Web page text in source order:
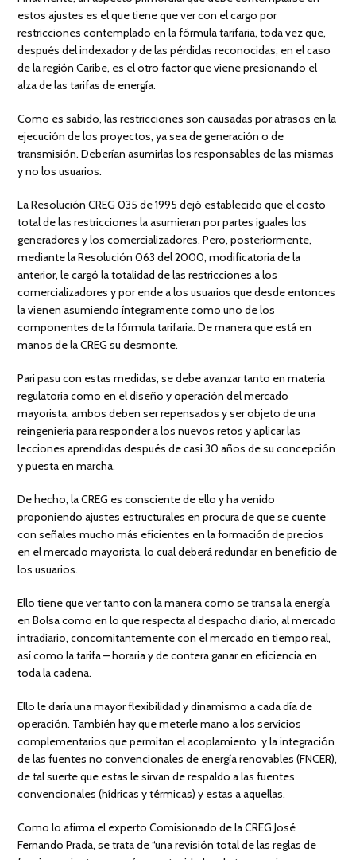
estos ajustes es el que tiene que ver con el cargo por
restricciones contemplado en la fórmula tarifaria, toda vez que,
después del indexador y de las pérdidas reconocidas, en el caso
de la región Caribe, es el otro factor que viene presionando el
alza de las tarifas de energía.
Como es sabido, las restricciones son causadas por atrasos en la
ejecución de los proyectos, ya sea de generación o de
transmisión. Deberían asumirlas los responsables de las mismas
y no los usuarios.
La Resolución CREG 035 de 1995 dejó establecido que el costo
total de las restricciones la asumieran por partes iguales los
generadores y los comercializadores. Pero, posteriormente,
mediante la Resolución 063 del 2000, modificatoria de la
anterior, le cargó la totalidad de las restricciones a los
comercializadores y por ende a los usuarios que desde entonces
la vienen asumiendo íntegramente como uno de los
componentes de la fórmula tarifaria. De manera que está en
manos de la CREG su desmonte.
Pari pasu con estas medidas, se debe avanzar tanto en materia
regulatoria como en el diseño y operación del mercado
mayorista, ambos deben ser repensados y ser objeto de una
reingeniería para responder a los nuevos retos y aplicar las
lecciones aprendidas después de casi 30 años de su concepción
y puesta en marcha.
De hecho, la CREG es consciente de ello y ha venido
proponiendo ajustes estructurales en procura de que se cuente
con señales mucho más eficientes en la formación de precios
en el mercado mayorista, lo cual deberá redundar en beneficio de
los usuarios.
Ello tiene que ver tanto con la manera como se transa la energía
en Bolsa como en lo que respecta al despacho diario, al mercado
intradiario, concomitantemente con el mercado en tiempo real,
así como la tarifa – horaria y de contera ganar en eficiencia en
toda la cadena.
Ello le daría una mayor flexibilidad y dinamismo a cada día de
operación. También hay que meterle mano a los servicios
complementarios que permitan el acoplamiento y la integración
de las fuentes no convencionales de energía renovables (FNCER),
de tal suerte que estas le sirvan de respaldo a las fuentes
convencionales (hídricas y térmicas) y estas a aquellas.
Como lo afirma el experto Comisionado de la CREG José
Fernando Prada, se trata de “una revisión total de las reglas de